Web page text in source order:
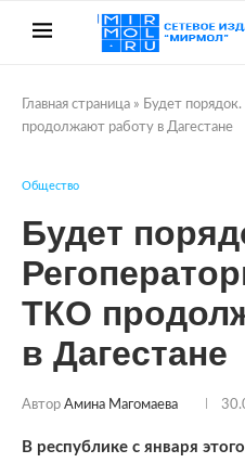
Главная страница » Будет
продолжают работу в Дагестане
Общество
Будет
ТКО
в Дагестане
Автор Амина Магомаева
В республике с января